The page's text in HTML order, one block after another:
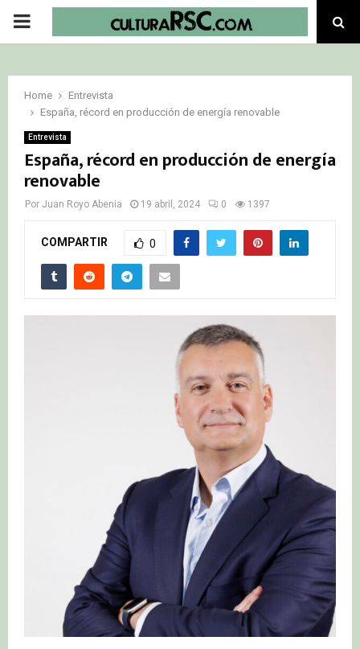
PRIMARY
Home
Entrevista
España, récord en producción de energía renovable
Entrevista
España, récord en producción de energía
renovable
Por Juan Royo Abenia 19 abril, 2024 0 1397
COMPARTIR 0